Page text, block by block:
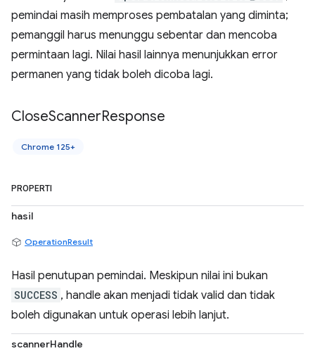
pemindai masih memproses pembatalan yang diminta;
pemanggil harus menunggu sebentar dan mencoba
permintaan lagi. Nilai hasil lainnya menunjukkan error
permanen yang tidak boleh dicoba lagi.
CloseScannerResponse
Chrome 125+
PROPERTI
hasil
OperationResult
Hasil penutupan pemindai. Meskipun nilai ini bukan
SUCCESS , handle akan menjadi tidak valid dan tidak
boleh digunakan untuk operasi lebih lanjut.
scannerHandle